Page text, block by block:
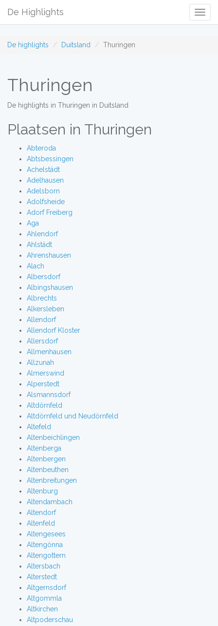
De Highlights
De highlights Duitsland Thuringen
Thuringen
De highlights in Thuringen in Duitsland
Plaatsen in Thuringen
Abteroda
Abtsbessingen
Achelstädt
Adelhausen
Adelsborn
Adolfsheide
Adorf Freiberg
Aga
Ahlendorf
Ahlstädt
Ahrenshausen
Alach
Albersdorf
Albingshausen
Albrechts
Alkersleben
Allendorf
Allendorf Kloster
Allersdorf
Allmenhausen
Allzunah
Almerswind
Alperstedt
Alsmannsdorf
Altdörnfeld
Altdörnfeld und Neudörnfeld
Altefeld
Altenbeichlingen
Altenberga
Altenbergen
Altenbeuthen
Altenbreitungen
Altenburg
Altendambach
Altendorf
Altenfeld
Altengesees
Altengönna
Altengottern
Altersbach
Alterstedt
Altgernsdorf
Altgommla
Altkirchen
Altpoderschau